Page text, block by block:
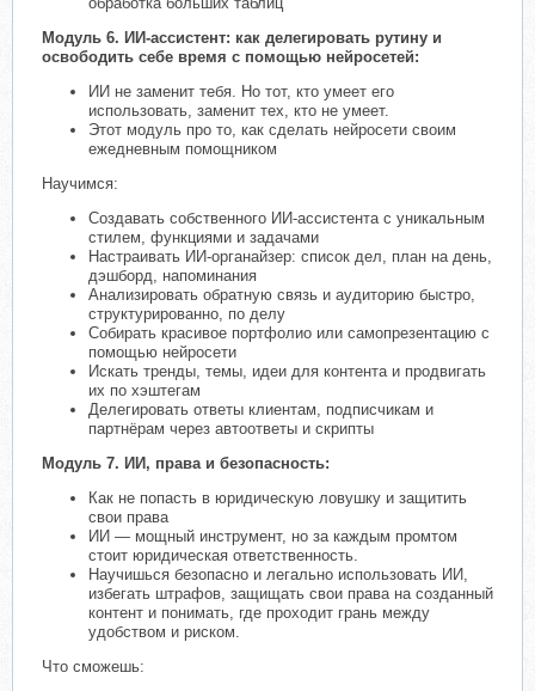
Модуль 6. ИИ-ассистент: как делегировать рутину и
освободить себе время с помощью нейросетей:
ИИ не заменит тебя. Но тот, кто умеет его
использовать, заменит тех, кто не умеет.
Этот модуль про то, как сделать нейросети своим
ежедневным помощником
Научимся:
Создавать собственного ИИ-ассистента с уникальным
стилем, функциями и задачами
Настраивать ИИ-органайзер: список дел, план на день,
дэшборд, напоминания
Анализировать обратную связь и аудиторию быстро,
структурированно, по делу
Собирать красивое портфолио или самопрезентацию с
помощью нейросети
Искать тренды, темы, идеи для контента и продвигать
их по хэштегам
Делегировать ответы клиентам, подписчикам и
партнёрам через автоответы и скрипты
Модуль 7. ИИ, права и безопасность:
Как не попасть в юридическую ловушку и защитить
свои права
ИИ — мощный инструмент, но за каждым промтом
стоит юридическая ответственность.
Научишься безопасно и легально использовать ИИ,
избегать штрафов, защищать свои права на созданный
контент и понимать, где проходит грань между
удобством и риском.
Что сможешь: